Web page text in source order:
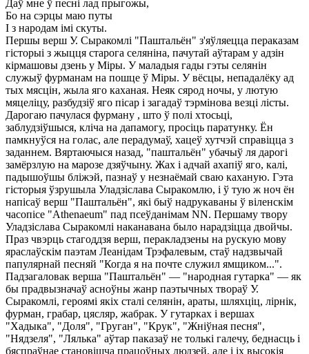
Даў мне ў песнi лад прыгожы,
Бо на сэрцы маю путы
I з народам iмi скуты.
Першы верш У. Сыракомлi "Паштальён" з'яўляецца пераказам
гiсторыi з жыцця старога селянiна, пачутай аўтарам у адзiн
кiрмашовы дзень у Мiры. У маладыя гады гэты селянiн
служыў фурманам на пошце ў Мiры. У вёсцы, непадалёку ад
тых мясцiн, жыла яго каханая. Неяк сярод ночы, у лютую
мяцелiцу, разбудзiў яго пiсар i загадаў тэрмiнова везцi лiсты.
Дарогаю пачулася фурману , што ў полi хтосьцi,
заблудзiўшыся, клiча на дапамогу, просiць паратунку. Ён
памкнуўся на голас, але перадумаў, хацеў хутчэй справiцца з
заданнем. Вяртаючыся назад, "паштальён" убачыў ля дарогi
замёрзлую на марозе дзяўчыну. Жах i адчай ахапiў яго, калi,
падышоўшы блiжэй, пазнаў у незнаёмай сваю каханую. Гэта
гiсторыя ўзрушыла Уладзiслава Сыракомлю, i ў тую ж ноч ён
напiсаў верш "Паштальён", якi быў надрукаваны ў вiленскiм
часопiсе "Athenaeum" пад псеўданiмам NN. Першаму твору
Уладзiслава Сыракомлi наканавана было нарадзiцца двойчы.
Праз чвэрць стагоддзя верш, перакладзены на рускую мову
яраслаўскiм паэтам Леанiдам Трэфалевым, стаў надзвычай
папулярнай песняй "Когда я на почте служил ямщиком...".
Падзагаловак верша "Паштальён" — "народная гутарка" — як
бы прадвызначаў асноўны жанр паэтычных твораў У.
Сыракомлi, героямi якiх сталi селянiн, араты, шляхцiц, лiрнiк,
фурман, грабар, цясляр, жабрак. У гутарках i вершах
"Хадыка", "Доля", "Груган", "Крук", "Жнiўная песня",
"Нядзеля", "Лялька" аўтар паказаў не толькi галечу, беднасць i
бяспраўнае становiшча працоўных людзей, але i iх высокiя